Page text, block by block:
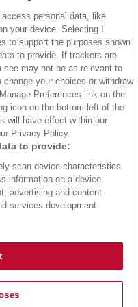
→Bwin besuchen
in Deutschland
Bundesliga Tipps
personal data, like
your device. Selecting I
to support the purposes shown
to provide. If trackers are
see may not be as relevant to
your choices or withdraw
Preferences link on the
icon on the bottom-left of the
will have effect within our
Privacy Policy.
to provide:
scan device characteristics
information on a device.
advertising and content
services development.